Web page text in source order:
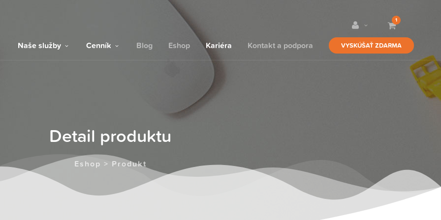
1
Naše služby Cenník Blog Eshop Kariéra Kontakt a podpora VYSKÚŠAŤ ZDARMA
Detail produktu
Eshop > Produkt